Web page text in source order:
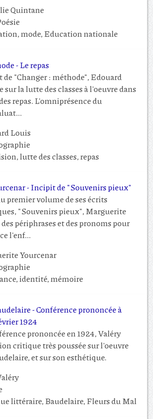
Quintane
mode, Education nationale
- Le repas
de "Changer : méthode", Edouard
sur la lutte des classes à l'oeuvre dans
repas. L'omniprésence du
Louis
lutte des classes, repas
- Incipit de "Souvenirs pieux"
premier volume de ses écrits
"Souvenirs pieux", Marguerite
périphrases et des pronoms pour
l'enf...
Yourcenar
identité, mémoire
- Conférence prononcée à
1924
prononcée en 1924, Valéry
critique très poussée sur l'oeuvre
et sur son esthétique.
littéraire, Baudelaire, Fleurs du Mal